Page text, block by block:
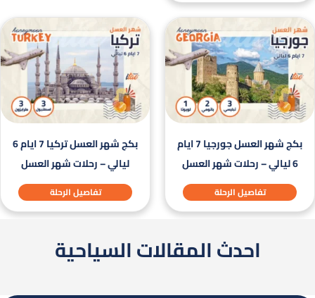
بكج شهر العسل جورجيا 7 ايام
تفاصيل الرحلة
بكج شهر العسل تركيا 7 ايام 6
ليالي – رحلات شهر العسل
تفاصيل الرحلة
احدث المقالات السياحية